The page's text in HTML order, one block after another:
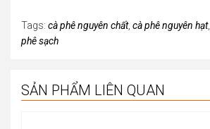
Tags: cà phê nguyên chất, cà phê nguyên hạt,
phê sạch
SẢN PHẨM LIÊN QUAN